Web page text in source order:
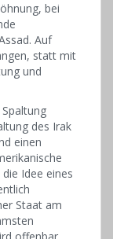
bei
Auf
statt mit
und
des Irak
einen
Idee eines
Staat am